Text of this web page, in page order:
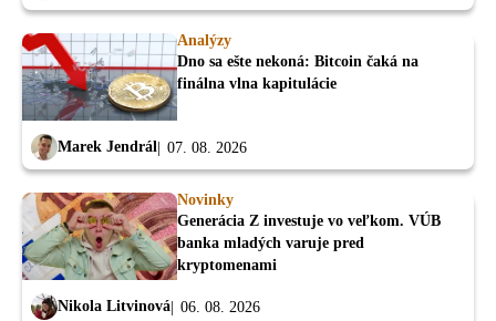
Analýzy
Dno sa ešte nekoná: Bitcoin čaká na
finálna vlna kapitulácie
Marek Jendrál 07. 08. 2026
Novinky
Generácia Z investuje vo veľkom. VÚB
banka mladých varuje pred
kryptomenami
Nikola Litvinová 06. 08. 2026